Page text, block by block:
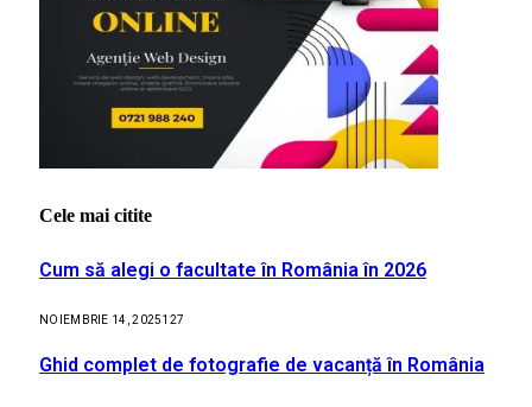
Cele mai citite
Cum să alegi o facultate în România în 2026
NOIEMBRIE 14, 2025127
Ghid complet de fotografie de vacanță în România